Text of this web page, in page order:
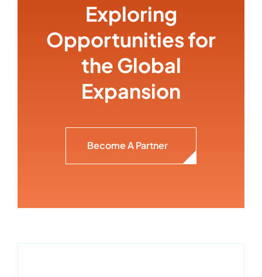
Exploring
Opportunities for
the Global
Expansion
Become A Partner